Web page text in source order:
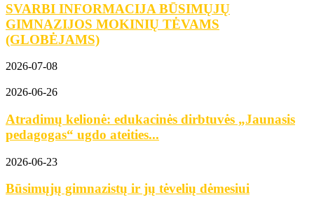
SVARBI INFORMACIJA BŪSIMŲJŲ
GIMNAZIJOS MOKINIŲ TĖVAMS
(GLOBĖJAMS)
2026-07-08
2026-06-26
Atradimų kelionė: edukacinės dirbtuvės „Jaunasis
pedagogas“ ugdo ateities...
2026-06-23
Būsimųjų gimnazistų ir jų tėvelių dėmesiui